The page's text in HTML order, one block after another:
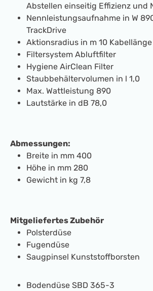
Abstellen einseitig Effizienz und
Nennleistungsaufnahme in W
TrackDrive
Aktionsradius in m 10
Filtersystem Abluftfilter
Hygiene AirClean Filter
Staubbehältervolumen in l 1,0
Max. Wattleistung 890
Lautstärke in dB 78,0
Abmessungen:
Breite in mm 400
Höhe in mm 280
Gewicht in kg 7,8
Mitgeliefertes Zubehör
Polsterdüse
Fugendüse
Saugpinsel Kunststoffborsten
Bodendüse SBD 365-3